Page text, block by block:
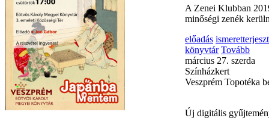
foglalkozás
Tovább
Színházkert
Zenei Klub a
A Zenei Klubban
előadás